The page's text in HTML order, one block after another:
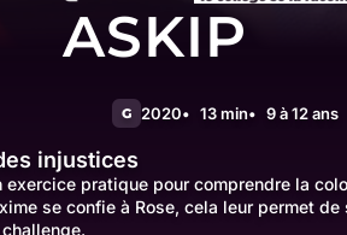
ASKIP
G 2020 13 min 9 à 12 ans
injustices
exercice pratique pour comprendre la
se confie à Rose, cela leur permet